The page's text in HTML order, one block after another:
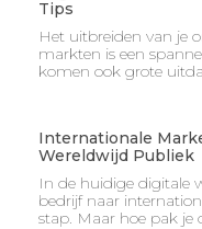
Tips
Het uitbreiden van je
markten is een
komen ook grote
Internationale
Wereldwijd Publiek
In de huidige digitale
bedrijf naar
stap. Maar hoe pak je